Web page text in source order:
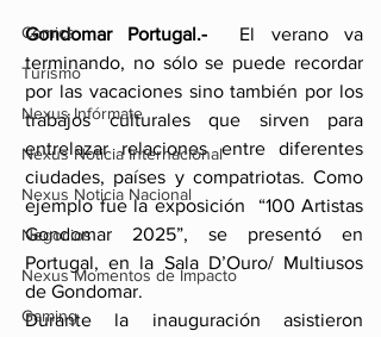
Comics
Turismo
Nexus Infórmate
Nexus Noticia Internacional
Nexus Noticia Nacional
Negocios
Nexus Momentos de Impacto
Gaming
Gondomar Portugal.-
El verano va
terminando, no sólo se puede recordar
por las vacaciones sino también por los
trabajos culturales que sirven para
entrelazar relaciones entre diferentes
ciudades, países y compatriotas. Como
ejemplo fue la exposición  “100 Artistas
Gondomar 2025”, se presentó en
Portugal, en la Sala D’Ouro/ Multiusos
de Gondomar.
Durante la inauguración asistieron